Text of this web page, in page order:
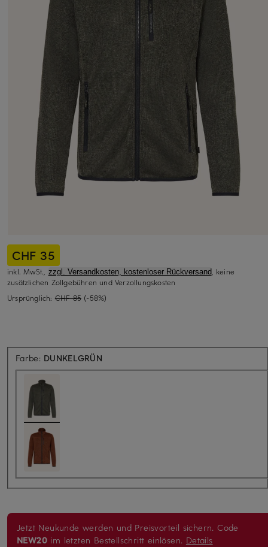
CHF 35
inkl. MwSt., zzgl. Versandkosten, kostenloser Rückversand, keine
zusätzlichen Zollgebühren und Verzollungskosten
Ursprünglich: CHF 85 (-58%)
Farbe: DUNKELGRÜN
Jetzt Neukunde werden und Preisvorteil sichern. Code
NEW20 im letzten Bestellschritt einlösen. Details